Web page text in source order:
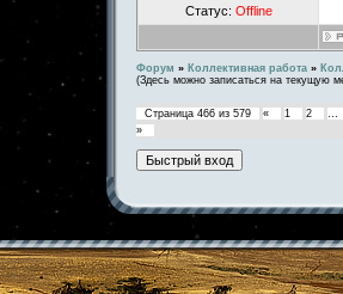
Статус: Offline
Форум » Коллективная работа »
(Здесь можно записаться на текущую
Страница 466 из 579 « 1 2
…
»